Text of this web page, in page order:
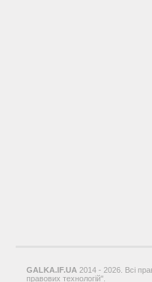
GALKA.IF.UA 2014 - 2026. Всі
правових технологій".